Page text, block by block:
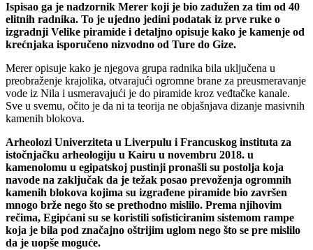
Ispisao ga je nadzornik Merer koji je bio zadužen za tim od 40
elitnih radnika. To je ujedno jedini podatak iz prve ruke o
izgradnji Velike piramide i detaljno opisuje kako je kamenje od
krećnjaka isporučeno nizvodno od Ture do Gize.
Merer opisuje kako je njegova grupa radnika bila uključena u
preobraženje krajolika, otvarajući ogromne brane za preusmeravanje
vode iz Nila i usmeravajući je do piramide kroz veđtačke kanale.
Sve u svemu, očito je da ni ta teorija ne objašnjava dizanje masivnih
kamenih blokova.
Arheolozi Univerziteta u Liverpulu i Francuskog instituta za
istočnjačku arheologiju u Kairu u novembru 2018. u
kamenolomu u egipatskoj pustinji pronašli su postolja koja
navode na zaključak da je težak posao prevoženja ogromnih
kamenih blokova kojima su izgrađene piramide bio završen
mnogo brže nego što se prethodno mislilo. Prema njihovim
rečima, Egipćani su se koristili sofisticiranim sistemom rampe
koja je bila pod značajno oštrijim uglom nego što se pre mislilo
da je uopše moguće.